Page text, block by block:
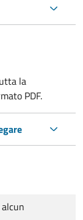
la
PDF.